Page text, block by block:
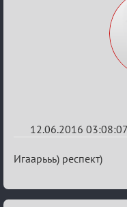
12.06.2016 03:08:07
Re:
2016
Игаарььь) респект)